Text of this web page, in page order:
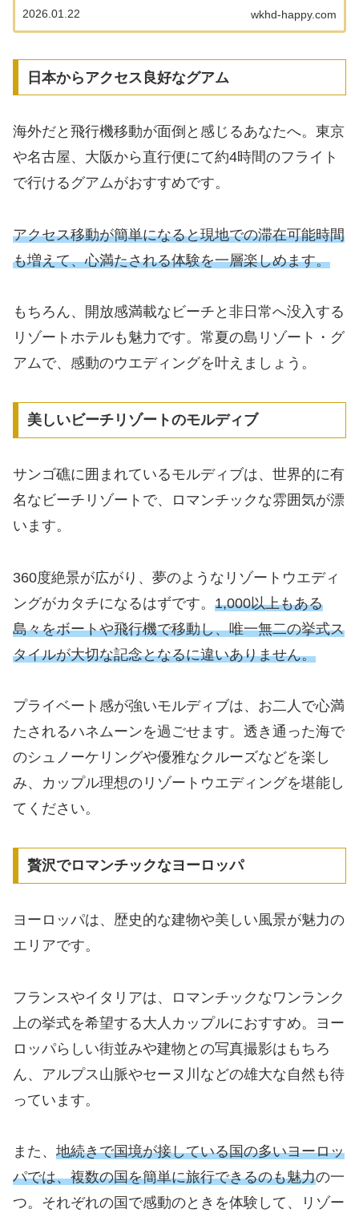
おすすめの記念日プランを厳選しました。 ラグジュ
アリーな...
wkhd-happy.com
2026.01.22
日本からアクセス良好なグアム
海外だと飛行機移動が面倒と感じるあなたへ。東京
や名古屋、大阪から直行便にて約4時間のフライト
で行けるグアムがおすすめです。
アクセス移動が簡単になると現地での滞在可能時間
も増えて、心満たされる体験を一層楽しめます。
もちろん、開放感満載なビーチと非日常へ没入する
リゾートホテルも魅力です。常夏の島リゾート・グ
アムで、感動のウエディングを叶えましょう。
美しいビーチリゾートのモルディブ
サンゴ礁に囲まれているモルディブは、世界的に有
名なビーチリゾートで、ロマンチックな雰囲気が漂
います。
360度絶景が広がり、夢のようなリゾートウエディ
ングがカタチになるはずです。 1,000以上もある
島々をボートや飛行機で移動し、唯一無二の挙式ス
タイルが大切な記念となるに違いありません。
プライベート感が強いモルディブは、お二人で心満
たされるハネムーンを過ごせます。透き通った海で
のシュノーケリングや優雅なクルーズなどを楽し
み、カップル理想のリゾートウエディングを堪能し
てください。
贅沢でロマンチックなヨーロッパ
ヨーロッパは、歴史的な建物や美しい風景が魅力の
エリアです。
フランスやイタリアは、ロマンチックなワンランク
上の挙式を希望する大人カップルにおすすめ。ヨー
ロッパらしい街並みや建物との写真撮影はもちろ
ん、アルプス山脈やセーヌ川などの雄大な自然も待
っています。
また、 地続きで国境が接している国の多いヨーロッ
パでは、複数の国を簡単に旅行できるのも魅力の一
つ。それぞれの国で感動のときを体験して、リゾー